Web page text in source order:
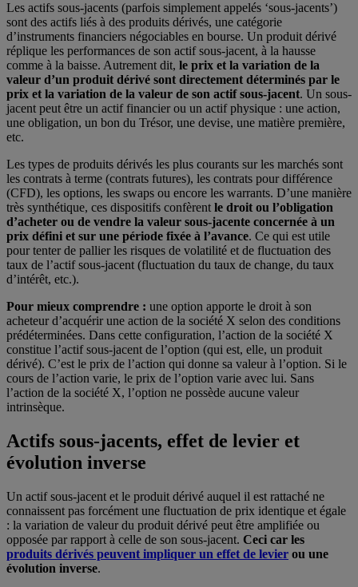
Les actifs sous-jacents (parfois simplement appelés ‘sous-jacents’)
sont des actifs liés à des produits dérivés, une catégorie
d’instruments financiers négociables en bourse. Un produit dérivé
réplique les performances de son actif sous-jacent, à la hausse
comme à la baisse. Autrement dit, le prix et la variation de la
valeur d’un produit dérivé sont directement déterminés par le
prix et la variation de la valeur de son actif sous-jacent. Un sous-
jacent peut être un actif financier ou un actif physique : une action,
une obligation, un bon du Trésor, une devise, une matière première,
etc.
Les types de produits dérivés les plus courants sur les marchés sont
les contrats à terme (contrats futures), les contrats pour différence
(CFD), les options, les swaps ou encore les warrants. D’une manière
très synthétique, ces dispositifs confèrentle droit ou l’obligation
d’acheter ou de vendre la valeur sous-jacente concernée à un
prix défini et sur une période fixée à l’avance. Ce qui est utile
pour tenter de pallier les risques de volatilité et de fluctuation des
taux de l’actif sous-jacent (fluctuation du taux de change, du taux
d’intérêt, etc.).
Pour mieux comprendre : une option apporte le droit à son
acheteur d’acquérir une action de la société X selon des conditions
prédéterminées. Dans cette configuration, l’action de la société X
constitue l’actif sous-jacent de l’option (qui est, elle, un produit
dérivé). C’est le prix de l’action qui donne sa valeur à l’option. Si le
cours de l’action varie, le prix de l’option varie avec lui. Sans
l’action de la société X, l’option ne possède aucune valeur
intrinsèque.
Actifs sous-jacents, effet de levier et
évolution inverse
Un actif sous-jacent et le produit dérivé auquel il est rattaché ne
connaissent pas forcément une fluctuation de prix identique et égale
: la variation de valeur du produit dérivé peut être amplifiée ou
opposée par rapport à celle de son sous-jacent. Ceci car les
produits dérivés peuvent impliquer un effet de levier ou une
évolution inverse.